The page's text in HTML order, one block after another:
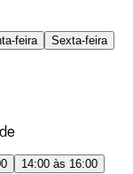
feira
Sexta-feira
14:00 às 16:00